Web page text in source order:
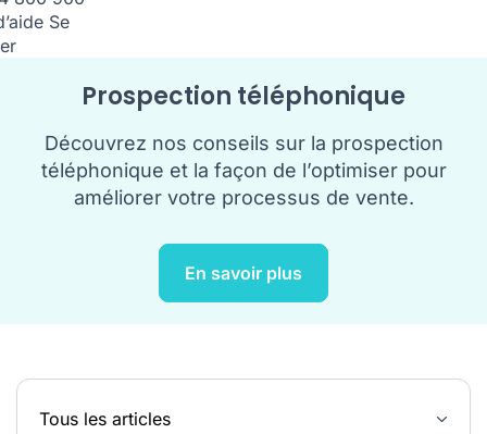
Se
Prospection téléphonique
Découvrez nos conseils sur la prospection
téléphonique et la façon de l’optimiser pour
améliorer votre processus de vente.
En savoir plus
Tous les articles